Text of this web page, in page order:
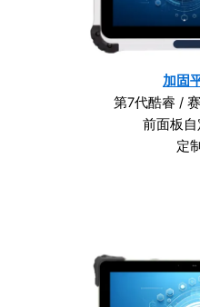
加固
第7代酷睿 /
前面板
定